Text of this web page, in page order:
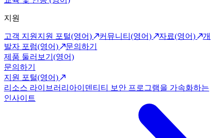
지원
고객 지원 지원 포털(영어) 커뮤니티(영어) 자료(영어)
개
발자 포럼(영어)
문의하기
제품 둘러보기(영어)
문의하기
지원 포털(영어)
리소스 라이브러리 아이덴티티 보안 프로그램을 가속화하는
인사이트